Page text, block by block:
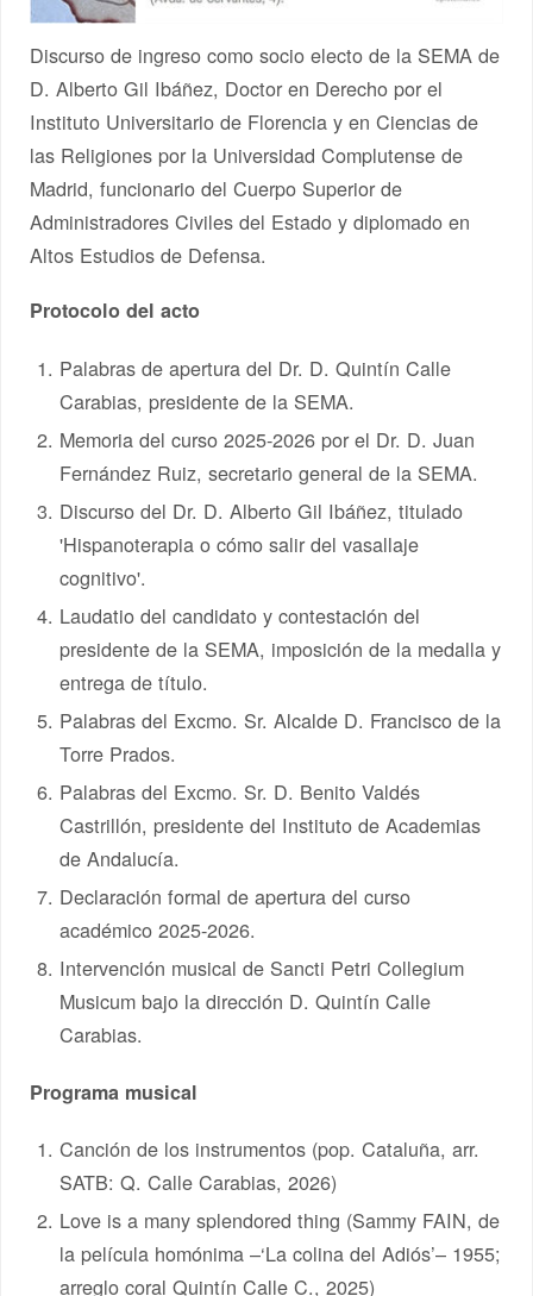
Discurso de ingreso como socio electo de la SEMA de
D. Alberto Gil Ibáñez, Doctor en Derecho por el
Instituto Universitario de Florencia y en Ciencias de
las Religiones por la Universidad Complutense de
Madrid, funcionario del Cuerpo Superior de
Administradores Civiles del Estado y diplomado en
Altos Estudios de Defensa.
Protocolo del acto
Palabras de apertura del Dr. D. Quintín Calle
Carabias, presidente de la SEMA.
Memoria del curso 2025-2026 por el Dr. D. Juan
Fernández Ruiz, secretario general de la SEMA.
Discurso del Dr. D. Alberto Gil Ibáñez, titulado
'Hispanoterapia o cómo salir del vasallaje
cognitivo'.
Laudatio del candidato y contestación del
presidente de la SEMA, imposición de la medalla y
entrega de título.
Palabras del Excmo. Sr. Alcalde D. Francisco de la
Torre Prados.
Palabras del Excmo. Sr. D. Benito Valdés
Castrillón, presidente del Instituto de Academias
de Andalucía.
Declaración formal de apertura del curso
académico 2025-2026.
Intervención musical de Sancti Petri Collegium
Musicum bajo la dirección D. Quintín Calle
Carabias.
Programa musical
Canción de los instrumentos (pop. Cataluña, arr.
SATB: Q. Calle Carabias, 2026)
Love is a many splendored thing (Sammy FAIN, de
la película homónima –‘La colina del Adiós’– 1955;
arreglo coral Quintín Calle C., 2025)